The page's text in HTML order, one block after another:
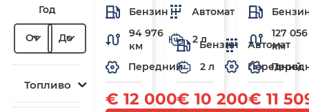
Год
От До
Топливо
Бензин
Автомат
94 976
км
2 л
Передний
€ 12 000
Бензин
Автомат
2 л
Передний
€ 10 200
127 056
км
€ 11